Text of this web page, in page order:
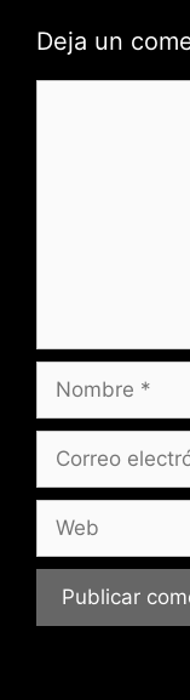
Deja un
Nombre
Correo
Web